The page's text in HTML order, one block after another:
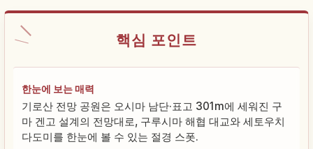
핵심 포인트
한눈에 보는 매력
기로산 전망 공원은 오시마 남단·표고 301m에 세워진 구
마 겐고 설계의 전망대로, 구루시마 해협 대교와 세토우치
다도미를 한눈에 볼 수 있는 절경 스폿.